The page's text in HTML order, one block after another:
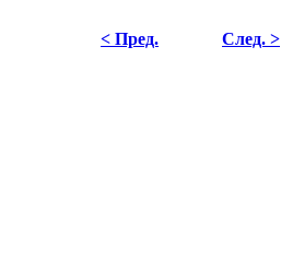
< Пред.
След. >